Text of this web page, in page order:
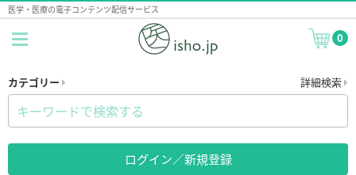
医学・医療の電子コンテンツ配信サービス
0
カテゴリー 詳細検索
ログイン／新規登録